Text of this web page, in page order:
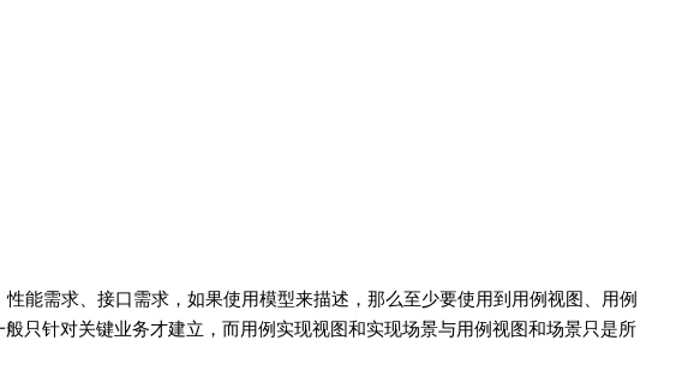
能需求、接口需求，如果使用模型来描述，那么至少要使用到用例视图、用例
只针对关键业务才建立，而用例实现视图和实现场景与用例视图和场景只是所